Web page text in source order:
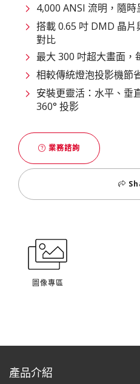
4,000 ANSI 流明，隨時
搭載 0.65 吋 DMD 晶
對比
最大 300 吋超大畫面，
相較傳統燈泡投影機節
安裝更靈活：水平、垂
360° 投影
業務諮詢
圖像專區
產品介紹